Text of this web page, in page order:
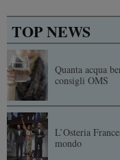
TOP NEWS
Quanta acqua
consigli OMS
L’Osteria
mondo